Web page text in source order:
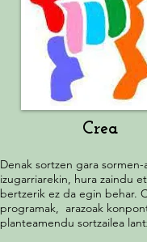
Crea
Denak sortzen gara sormen-
izugarriarekin, hura zaindu
bertzerik ez da egin behar.
programak, arazoak
planteamendu sortzailea